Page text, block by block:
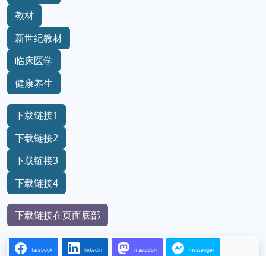
教材
新世纪教材
临床医学
健康养生
下载链接1
下载链接2
下载链接3
下载链接4
下载链接在页面底部
facebook linkedin mastodon messenger